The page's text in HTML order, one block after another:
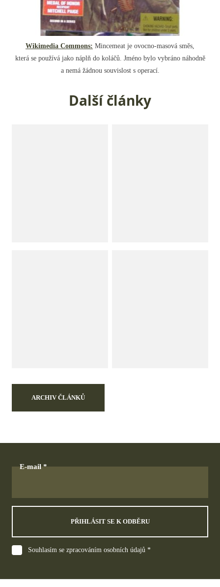
Wikimedia Commons: Mincemeat je ovocno-masová směs,
která se používá jako náplň do koláčů. Jméno bylo vybráno náhodně
a nemá žádnou souvislost s operací.
Další články
ARCHIV ČLÁNKŮ
E-mail
PŘIHLÁSIT SE K ODBĚRU
Souhlasím se zpracováním osobních údajů *